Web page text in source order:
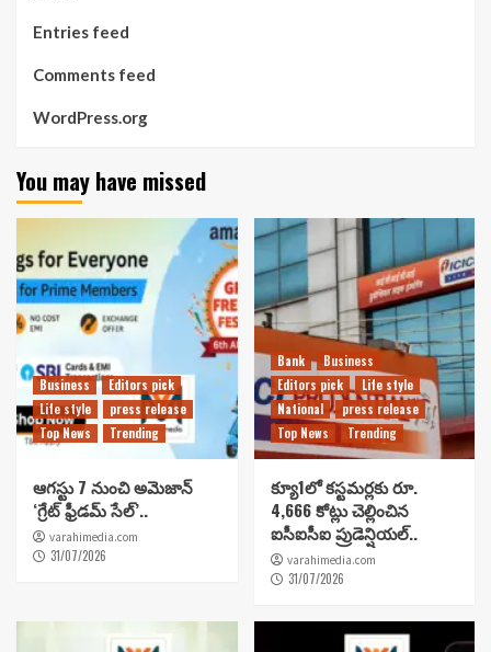
Entries feed
Comments feed
WordPress.org
You may have missed
Business
Editors pick
Life style
press release
Top News
Trending
ఆగస్టు 7 నుంచి అమెజాన్
‘గ్రేట్ ఫ్రీడమ్ సేల్’..
varahimedia.com
31/07/2026
Bank
Business
Editors pick
Life style
National
press release
Top News
Trending
క్యూ1లో కస్టమర్లకు రూ.
4,666 కోట్లు చెల్లించిన
ఐసీఐసీఐ ప్రుడెన్షియల్..
varahimedia.com
31/07/2026